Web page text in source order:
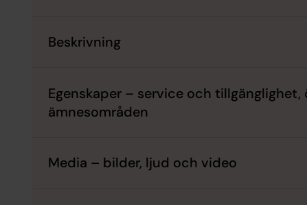
Beskrivning
Egenskaper – service och
ämnesområden
Media – bilder, ljud och video